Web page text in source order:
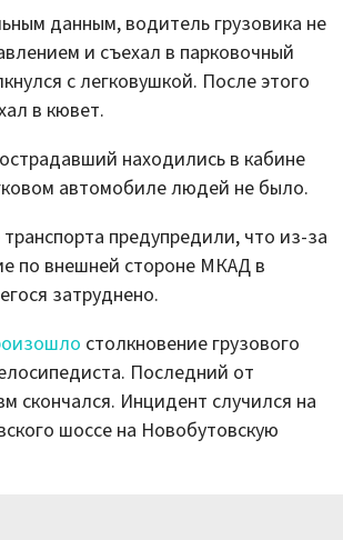
данным, водитель грузовика не
и съехал в парковочный
с легковушкой. После этого
в кювет.
находились в кабине
автомобиле людей не было.
предупредили, что из-за
по внешней стороне МКАД в
затруднено.
столкновение грузового
Последний от
скончался. Инцидент случился на
шоссе на Новобутовскую